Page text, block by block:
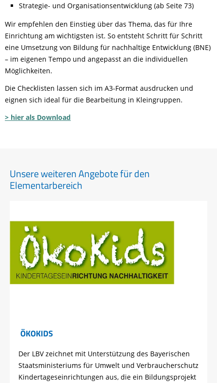
Strategie- und Organisationsentwicklung (ab Seite 73)
Wir empfehlen den Einstieg über das Thema, das für Ihre
Einrichtung am wichtigsten ist. So entsteht Schritt für Schritt
eine Umsetzung von Bildung für nachhaltige Entwicklung (BNE)
– im eigenen Tempo und angepasst an die individuellen
Möglichkeiten.
Die Checklisten lassen sich im A3-Format ausdrucken und
eignen sich ideal für die Bearbeitung in Kleingruppen.
> hier als Download
Unsere weiteren Angebote für den
Elementarbereich
ÖKOKIDS
Der LBV zeichnet mit Unterstützung des Bayerischen
Staatsministeriums für Umwelt und Verbraucherschutz
Kindertageseinrichtungen aus, die ein Bildungsprojekt